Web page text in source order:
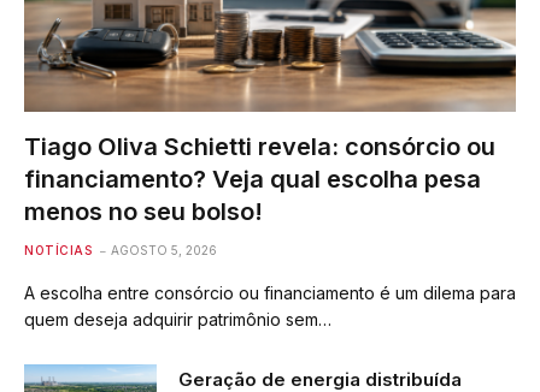
Tiago Oliva Schietti revela: consórcio ou
financiamento? Veja qual escolha pesa
menos no seu bolso!
NOTÍCIAS AGOSTO 5, 2026
A escolha entre consórcio ou financiamento é um dilema para
quem deseja adquirir patrimônio sem…
Geração de energia distribuída